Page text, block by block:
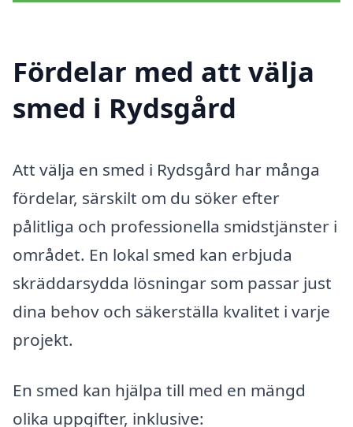
Fördelar med att välja
smed i Rydsgård
Att välja en smed i Rydsgård har många
fördelar, särskilt om du söker efter
pålitliga och professionella smidstjänster i
området. En lokal smed kan erbjuda
skräddarsydda lösningar som passar just
dina behov och säkerställa kvalitet i varje
projekt.
En smed kan hjälpa till med en mängd
olika uppgifter, inklusive: